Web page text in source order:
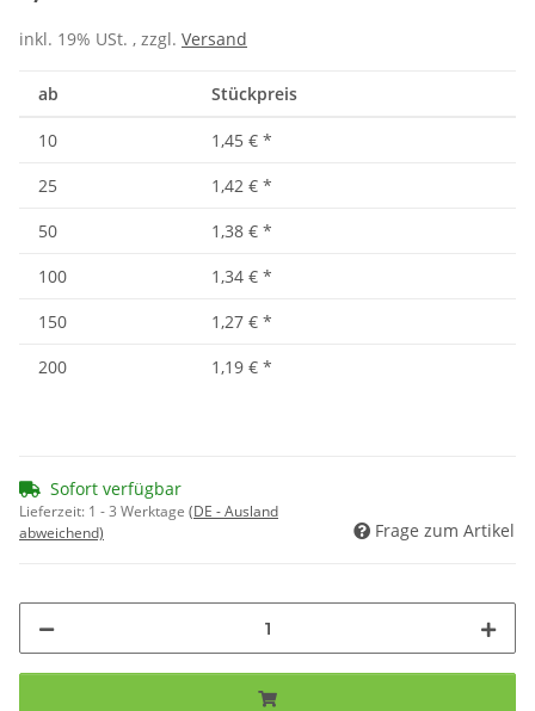
inkl. 19% USt. , zzgl. Versand
ab Stückpreis
10 1,45 € *
25
1,42 € *
50
1,38 € *
100
1,34 € *
150
1,27 € *
200
1,19 € *
Sofort verfügbar
Lieferzeit: 1 - 3 Werktage (DE - Ausland
abweichend)
Frage zum Artikel